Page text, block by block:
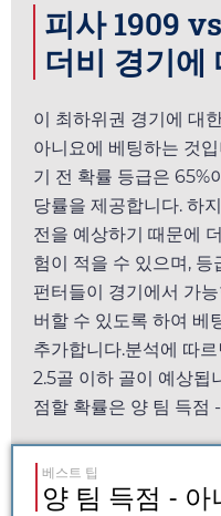
피사 1909
더비 경기에
이 최하위권 경기에 대
아니요에 베팅하는 것
기 전 확률 등급은 65%
당률을 제공합니다. 하
전을 예상하기 때문에
험이 적을 수 있으며,
펀터들이 경기에서 가
버할 수 있도록 하여 베
추가합니다.분석에 따
2.5골 이하 골이 예상됩
점할 확률은 양 팀 득점
베스트 팁
양 팀 득점 - 아